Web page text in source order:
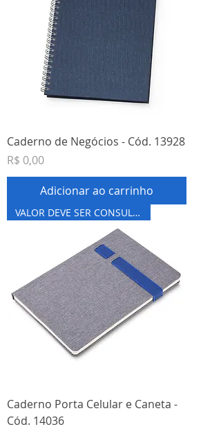
Caderno de Negócios - Cód. 13928
Preço
R$ 0,00
Adicionar ao carrinho
VALOR DEVE SER CONSULTADO
Caderno Porta Celular e Caneta -
Cód. 14036